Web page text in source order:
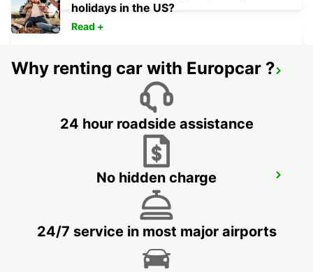
DEVONPORT FERRY TERMINAL
DEVONPORT - AUSTRALIA
BAIRNSDALE CITY
BAIRNSDALE - AUSTRALIA
holidays in the US?
Read +
Why renting car with Europcar ?
24 hour roadside assistance
No hidden charge
24/7 service in most major airports